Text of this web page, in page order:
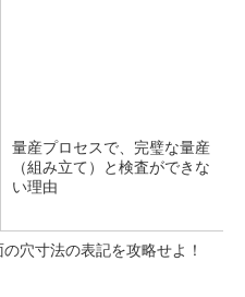
量産プロセスで、完璧な量産
（組み立て）と検査ができな
い理由
の穴寸法の表記を攻略せよ！